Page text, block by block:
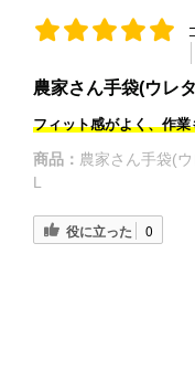
農家さん手袋(ウレ
フィット感がよく、作
商品： 農家さん手袋(
L
役に立った 0